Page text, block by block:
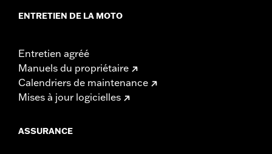
ENTRETIEN DE LA MOTO
Entretien agréé
Manuels du propriétaire
Calendriers de maintenance
Mises à jour logicielles
ASSURANCE